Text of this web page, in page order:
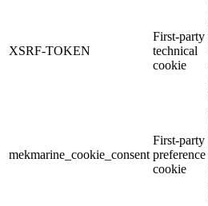
XSRF-TOKEN
First-party
technical
cookie
mekmarine_cookie_consent
First-party
preference
cookie